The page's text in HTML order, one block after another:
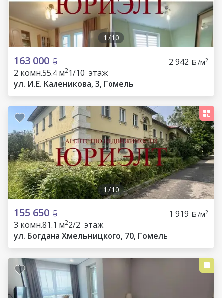
1 /10
163 000 2 942 /м2
2 комн.55.4 м21/10 этаж
ул. И.Е. Каленикова, 3, Гомель
1/10
155 650 1 919 /м2
3 комн.81.1 м22/2 этаж
ул. Богдана Хмельницкого, 70, Гомель